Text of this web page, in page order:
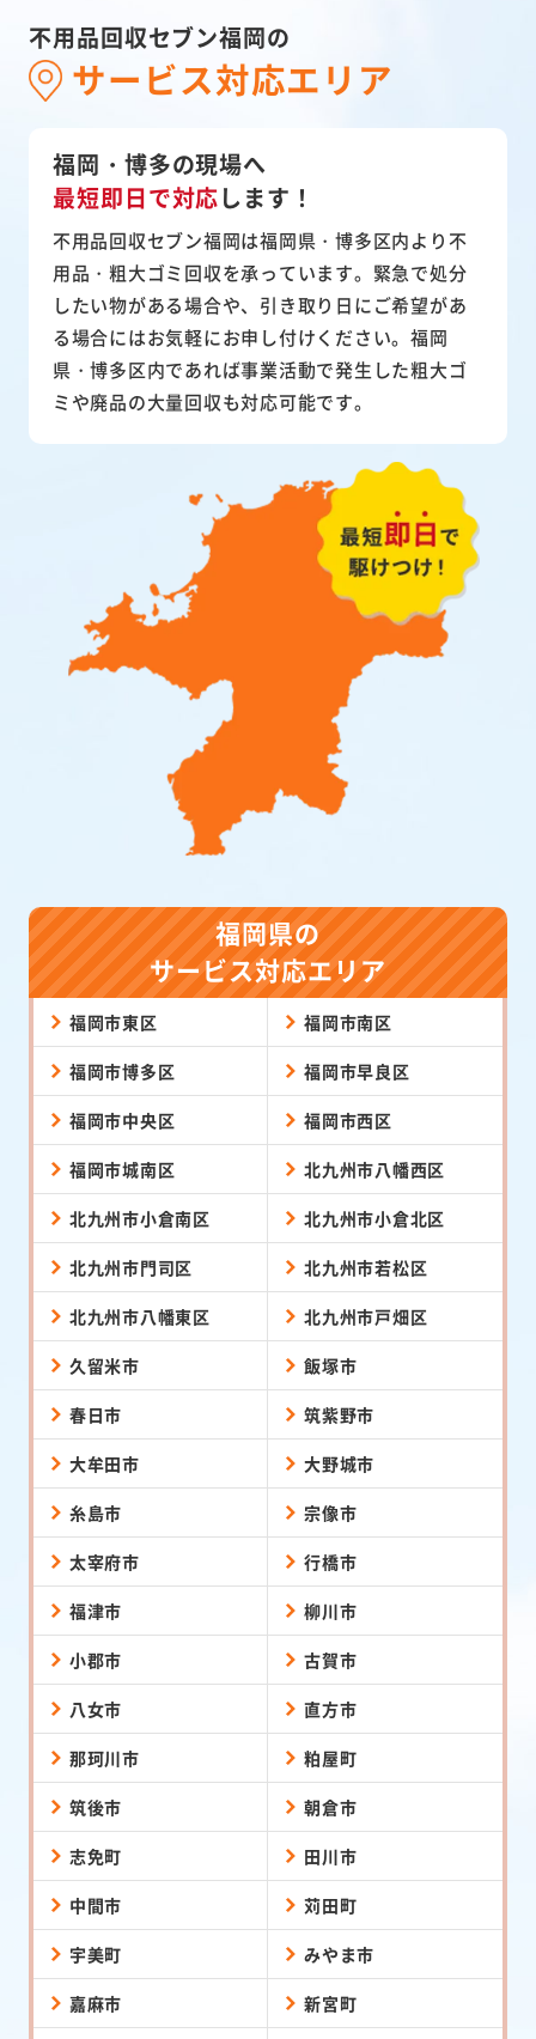
不用品回収セブン福岡の
サービス対応エリア
福岡・博多の現場へ
最短即日で対応します！
不用品回収セブン福岡は福岡県・博多区内より不
用品・粗大ゴミ回収を承っています。緊急で処分
したい物がある場合や、引き取り日にご希望があ
る場合にはお気軽にお申し付けください。福岡
県・博多区内であれば事業活動で発生した粗大ゴ
ミや廃品の大量回収も対応可能です。
福岡県の
サービス対応エリア
福岡市東区 福岡市南区
福岡市博多区 福岡市早良区
福岡市中央区 福岡市西区
福岡市城南区 北九州市八幡西区
北九州市小倉南区 北九州市小倉北区
北九州市門司区 北九州市若松区
北九州市八幡東区 北九州市戸畑区
久留米市 飯塚市
春日市 筑紫野市
大牟田市 大野城市
糸島市 宗像市
太宰府市 行橋市
福津市 柳川市
小郡市 古賀市
八女市 直方市
那珂川市 粕屋町
筑後市 朝倉市
志免町 田川市
中間市 苅田町
宇美町 みやま市
嘉麻市 新宮町